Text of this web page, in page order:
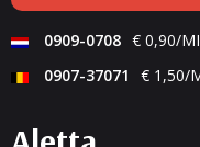
0909-0708 € 0,90/
0907-37071
€ 1,50/